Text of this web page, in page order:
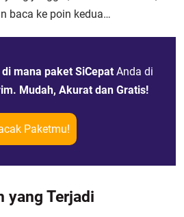
baca ke poin kedua…
mana paket SiCepat Anda di
Mudah, Akurat dan Gratis!
Paketmu!
yang Terjadi